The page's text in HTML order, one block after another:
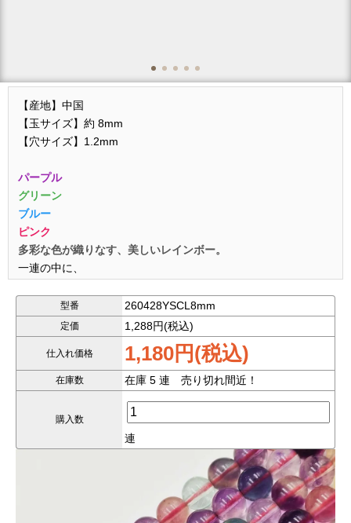
【産地】中国
【玉サイズ】約 8mm
【穴サイズ】1.2mm
パープル
グリーン
ブルー
ピンク
多彩な色が織りなす、美しいレインボー。
一連の中に、
魅力的なレインボーフローライト。
■ 豊かなカラーバリエーション
粒ごとに異なる色味を持ち、
パープル・グリーン・ブルー・ピンク系が美しく調和。
単調にならない、表情豊かな連です。
■ 透明感と発色のバランス良好
クリア感のある粒から、色乗りの良い粒まで、
■ 圧倒的コストパフォーマンス
型番 260428YSCL8mm
定価 1,288円(税込)
仕入れ価格 1,180円(税込)
在庫数 在庫 5 連 売り切れ間近！
購入数
連